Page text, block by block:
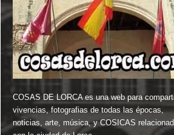
COSAS DE LORCA es una web para
vivencias, fotografias de todas las épocas,
noticias, arte, música, y COSICAS